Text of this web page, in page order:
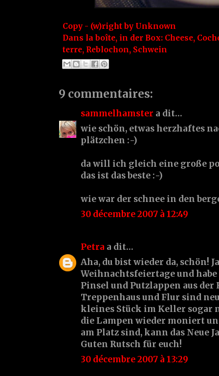
Copy - (w)right by Unknown
Dans la boîte, in der Box: Cheese,
terre, Reblochon, Schwein
9 commentaires:
sammelhamster a dit…
wie schön, etwas herzhaftes
plätzchen :-)
da will ich gleich eine große
das ist das beste :-)
wie war der schnee in den
30 décembre 2007 à 12:49
Petra a dit…
Aha, du bist wieder da, schön!
Weihnachtsfeiertage und
Pinsel und Putzlappen aus der
Treppenhaus und Flur sind
kleines Stück im Keller sogar
die Lampen wieder moniert
am Platz sind, kann das Neue
Guten Rutsch für euch!
30 décembre 2007 à 13:29